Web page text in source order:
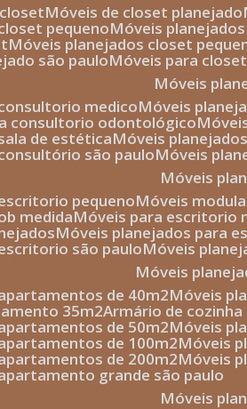
móveis de closet planejado
pequeno móveis
móveis planejados closet
são paulo
móveis para
móveis
consultorio medico
móveis
consultorio odontológico
de estética móveis
são paulo
móveis
móveis
pequeno
móveis
medida móveis para escritorio
móveis planejados para
são paulo
móveis
móveis
de 40m2
móveis
35m2 armário de
de 50m2 móveis
de 100m2
de 200m2
apartamento grande são paulo
móveis